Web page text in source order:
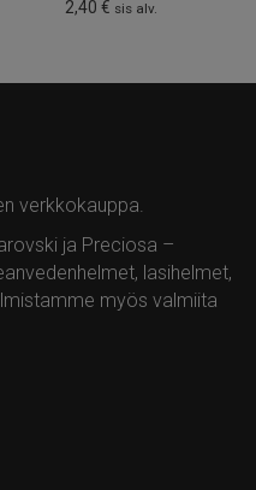
2,40 € sis alv.
verkkokauppa.
ja Preciosa –
lasihelmet,
myös valmiita